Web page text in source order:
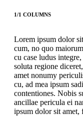
1/1 COLUMNS
Lorem ipsum dolor
cum, no quo
cu case ludus
soluta regione
amet nonumy
cu, ad mea ipsum
contentiones. Nobis
ancillae pericula ei
ipsum dolor sit amet,